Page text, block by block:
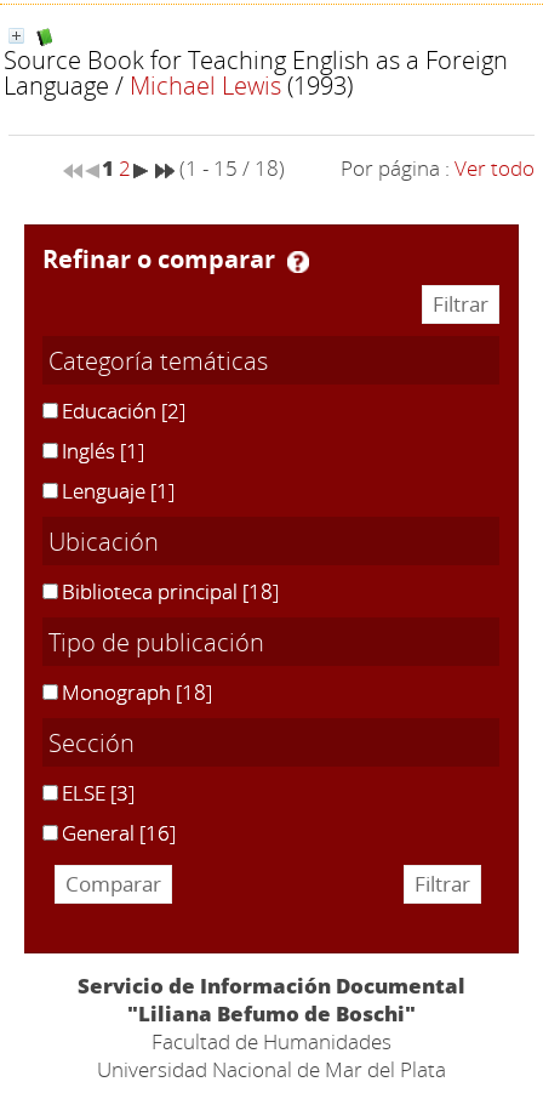
Source Book for Teaching English as a Foreign
Language / Michael Lewis(1993)
1 2 (1 - 15 / 18) Por página :Ver todo
refinar o comparar
Categoría temáticas
Educación [2]
Inglés [1]
Lenguaje [1]
Ubicación
Biblioteca principal [18]
Tipo de publicación
Monograph [18]
Sección
ELSE [3]
General [16]
Servicio de Información Documental
"Liliana Befumo de Boschi"
Facultad de Humanidades
Universidad Nacional de Mar del Plata